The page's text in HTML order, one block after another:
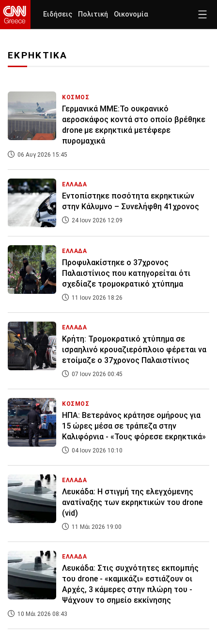
Ειδήσεις Πολιτική Οικονομία
ΕΚΡΗΚΤΙΚΑ
ΚΟΣΜΟΣ
Γερμανικά ΜΜΕ:Το ουκρανικό
αεροσκάφος κοντά στο οποίο βρέθηκε
drone με εκρηκτικά μετέφερε
πυρομαχικά
06 Αυγ 2026 15:45
ΕΛΛΑΔΑ
Εντοπίστηκε ποσότητα εκρηκτικών
στην Κάλυμνο – Συνελήφθη 41χρονος
24 Ιουν 2026 12:09
ΕΛΛΑΔΑ
Προφυλακίστηκε ο 37χρονος
Παλαιστίνιος που κατηγορείται ότι
σχεδίαζε τρομοκρατικό χτύπημα
11 Ιουν 2026 18:26
ΕΛΛΑΔΑ
Κρήτη: Τρομοκρατικό χτύπημα σε
ισραηλινό κρουαζιερόπλοιο φέρεται να
ετοίμαζε ο 37χρονος Παλαιστίνιος
07 Ιουν 2026 00:45
ΚΟΣΜΟΣ
ΗΠΑ: Βετεράνος κράτησε ομήρους για
15 ώρες μέσα σε τράπεζα στην
Καλιφόρνια - «Τους φόρεσε εκρηκτικά»
04 Ιουν 2026 10:10
ΕΛΛΑΔΑ
Λευκάδα: Η στιγμή της ελεγχόμενης
ανατίναξης των εκρηκτικών του drone
(vid)
11 Μάι 2026 19:00
ΕΛΛΑΔΑ
Λευκάδα: Στις συχνότητες εκπομπής
του drone - «καμικάζι» εστιάζουν οι
Αρχές, 3 κάμερες στην πλώρη του -
Ψάχνουν το σημείο εκκίνησης
10 Μάι 2026 08:43